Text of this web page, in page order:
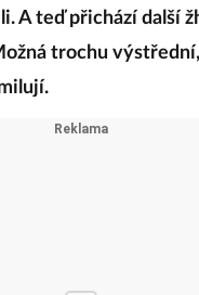
A teď přichází další
trochu